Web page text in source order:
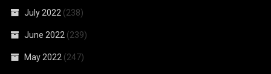
July 2022 (238)
June 2022 (239)
May 2022 (247)